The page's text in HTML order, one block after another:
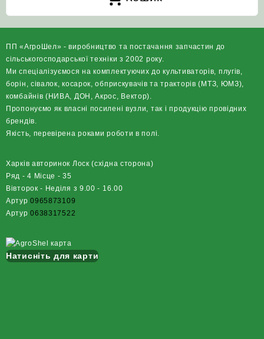
ПП «АгроШел» - виробництво та постачання запчастин до
сільськогосподарської техніки з 2002 року.
Ми спеціалізуємося на комплектуючих до культиваторів, плугів,
борін, сівалок, косарок, обприскувачів та тракторів (МТЗ, ЮМЗ),
комбайнів (НИВА, ДОН, Акрос, Вектор).
Пропонуємо як власні посилені вузли, так і продукцію провідних
брендів.
Якість, перевірена роками роботи в полі.
Харків авторинок Лоск (східна сторона)
Ряд - 4 Місце - 35
Вівторок - Неділя з 9.00 - 16.00
Артур0965873109
Артур0638317522
Натисніть для карти